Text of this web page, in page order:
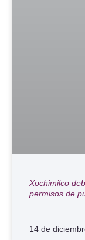
Xochimilco
permisos de
14 de